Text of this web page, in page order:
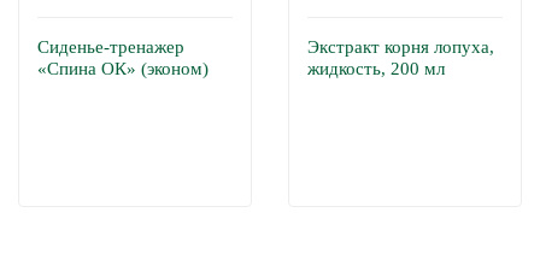
Сиденье-тренажер
«Спина ОК» (эконом)
Экстракт корня лопуха,
жидкость, 200 мл